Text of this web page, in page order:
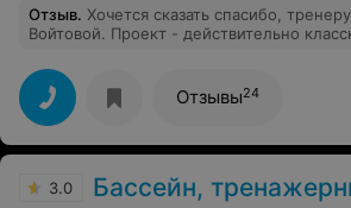
Отзыв. Хочется сказать спасибо,
Войтовой. Проект - действительно
подтянутая фигура, минус лишние см.
порадовало составленное меню, теперь с
удовольствием питаюсь правильно и
еще и очень вкусно)) Катюша к каждому
подход на тренировке - поможет и
Отзывы24
3.0 Бассейн,